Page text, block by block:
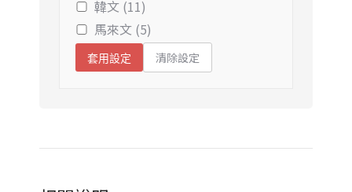
韓文 (11)
馬來文 (5)
套用設定 清除設定